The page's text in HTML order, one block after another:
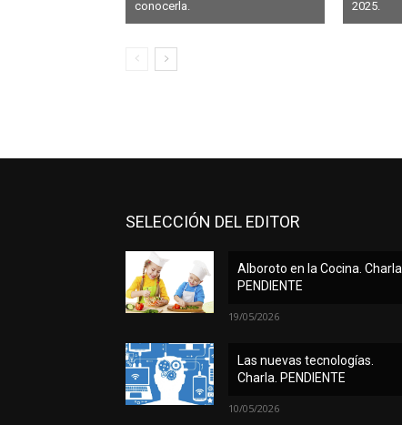
conocerla.
2025.
SELECCIÓN DEL EDITOR
Alboroto en la Cocina. Charla.
PENDIENTE
19/05/2026
Las nuevas tecnologías.
Charla. PENDIENTE
10/05/2026